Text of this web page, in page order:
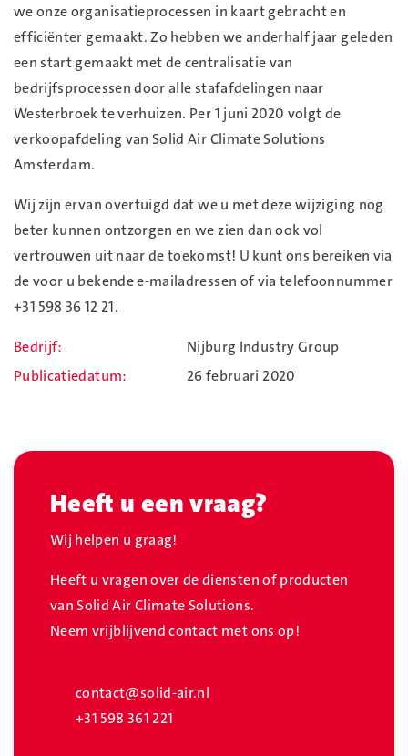
we onze organisatieprocessen in kaart gebracht en
efficiënter gemaakt. Zo hebben we anderhalf jaar geleden
een start gemaakt met de centralisatie van
bedrijfsprocessen door alle stafafdelingen naar
Westerbroek te verhuizen. Per 1 juni 2020 volgt de
verkoopafdeling van Solid Air Climate Solutions
Amsterdam.
Wij zijn ervan overtuigd dat we u met deze wijziging nog
beter kunnen ontzorgen en we zien dan ook vol
vertrouwen uit naar de toekomst! U kunt ons bereiken via
de voor u bekende e-mailadressen of via telefoonnummer
+31 598 36 12 21.
Bedrijf
Nijburg Industry Group
Publicatiedatum
26 februari 2020
Heeft u een vraag?
Wij helpen u graag!
Heeft u vragen over de diensten of producten
van Solid Air Climate Solutions.
Neem vrijblijvend contact met ons op!
contact@solid-air.nl
+31 598 361 221